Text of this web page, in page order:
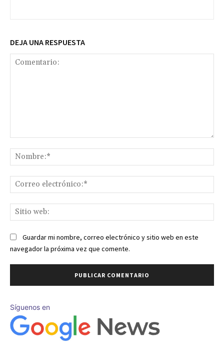
DEJA UNA RESPUESTA
Guardar mi nombre, correo electrónico y sitio web en este
navegador la próxima vez que comente.
Síguenos en